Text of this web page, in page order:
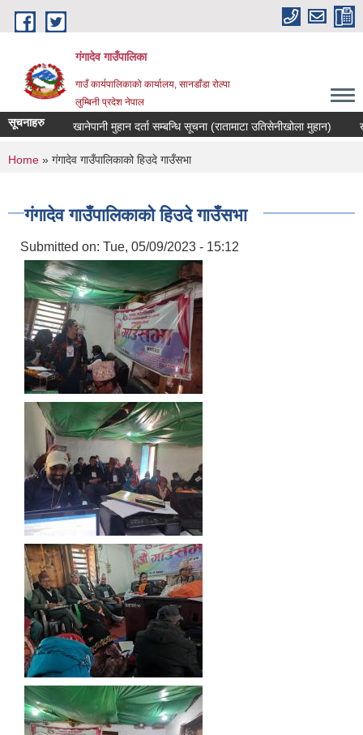
Skip to main content
गंगादेव गाउँपालिका
गाउँ कार्यपालिकाको कार्यालय, सानडाँडा रोल्पा
लुम्बिनी प्रदेश नेपाल
सूचनाहरु खानेपानी मुहान दर्ता सम्बन्धि सूचना (रातामाटा उतिसेनीखोला मुहान)
You are here
Home » गंगादेव गाउँपालिकाको हिउदे गाउँसभा
गंगादेव गाउँपालिकाको हिउदे गाउँसभा
Submitted on: Tue, 05/09/2023 - 15:12